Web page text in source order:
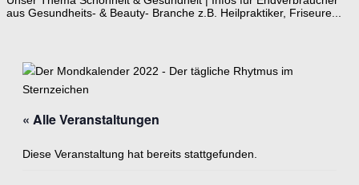
aus Gesundheits- & Beauty- Branche z.B. Heilpraktiker, Friseure...
« Alle Veranstaltungen
Diese Veranstaltung hat bereits stattgefunden.